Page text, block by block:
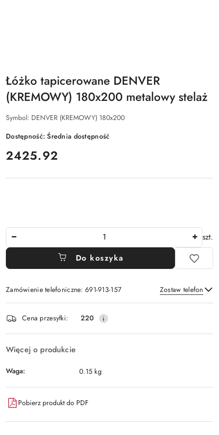
Łóżko tapicerowane DENVER
(KREMOWY) 180x200 metalowy stelaż
Symbol: DENVER (KREMOWY) 180x200
Dostępność:Średnia dostępność
cena:
2425.92
szt.
Do koszyka
Zamówienie telefoniczne: 691-913-157 Zostaw telefon
Wyślij
Dostępność
i
dostawa
Cena przesyłki: 220
Więcej o produkcie
Waga: 0.15 kg
Pobierz produkt do PDF